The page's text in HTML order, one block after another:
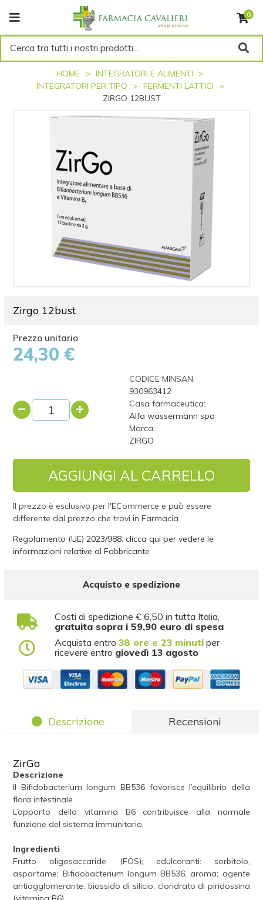
0
Cerca tra tutti i nostri prodotti...
HOME
INTEGRATORI E ALIMENTI
INTEGRATORI PER TIPO
FERMENTI LATTICI
ZIRGO 12BUST
Zirgo 12bust
24,30 €
CODICE MINSAN:
930963412
Casa farmaceutica:
Alfa wassermann spa
Marca:
ZIRGO
AGGIUNGI AL CARRELLO
Il prezzo è esclusivo per l'ECommerce e può essere
differente dal prezzo che trovi in Farmacia
Regolamento (UE) 2023/988: clicca qui per vedere le
informazioni relative al Fabbricante
Acquisto e spedizione
Costi di spedizione € 6,50 in tutta Italia,
gratuita sopra i 59,90 euro di spesa
Acquista entro38 ore e 23 minuti per
ricevere entro giovedì 13 agosto
Descrizione Recensioni
ZirGo
Descrizione
Il Bifidobacterium longum BB536 favorisce l’equilibrio della
flora intestinale.
L’apporto della vitamina B6 contribuisce alla normale
funzione del sistema immunitario.
Ingredienti
Frutto oligosaccaride (FOS); edulcoranti: sorbitolo,
aspartame; Bifidobacterium longum BB536, aroma; agente
antiagglomerante: biossido di silicio; cloridrato di piridossina